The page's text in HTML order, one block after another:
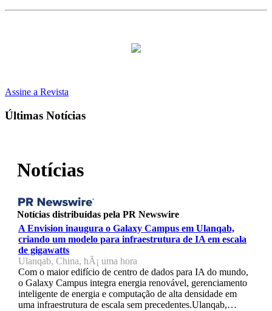
Assine a Revista
Últimas Notícias
Notícias
Notícias distribuídas pela PR Newswire
A Envision inaugura o Galaxy Campus em Ulanqab,
criando um modelo para infraestrutura de IA em escala
de gigawatts
Ulanqab, China, hÃ¡ uma hora
Com o maior edifício de centro de dados para IA do mundo,
o Galaxy Campus integra energia renovável, gerenciamento
inteligente de energia e computação de alta densidade em
uma infraestrutura de escala sem precedentes.Ulanqab,…